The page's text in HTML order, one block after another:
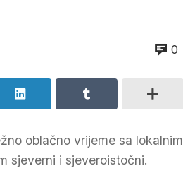
0
oblačno vrijeme sa lokalnim
sjeverni i sjeveroistočni.